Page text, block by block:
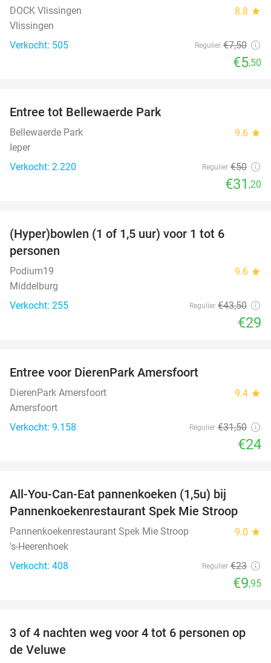
DOCK Vlissingen 8.8 star
Vlissingen
Verkocht: 505
Regulier €7,50
€5,50
Entree tot Bellewaerde Park
Bellewaerde Park 9.6 star
Ieper
Verkocht: 2.220
Regulier €50
€31 ,20
(Hyper)bowlen (1 of 1,5 uur) voor 1 tot 6
personen
Podium19 9.6 star
Middelburg
Verkocht: 255
Regulier €43,50
€29
Entree voor DierenPark Amersfoort
DierenPark Amersfoort 9.4 star
Amersfoort
Verkocht: 9.158
Regulier €31,50
€24
All-You-Can-Eat pannenkoeken (1,5u) bij
Pannenkoekenrestaurant Spek Mie Stroop
Pannenkoekenrestaurant Spek Mie Stroop 9.0 star
's-Heerenhoek
Verkocht: 408
Regulier €23
€9,95
3 of 4 nachten weg voor 4 tot 6 personen op
de Veluwe